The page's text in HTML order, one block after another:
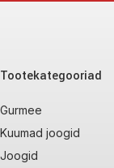
Tootekategooriad
Gurmee
Kuumad joogid
Joogid